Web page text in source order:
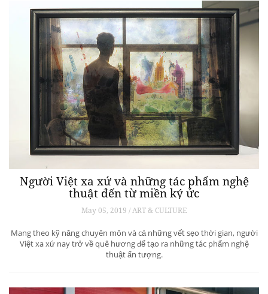
Người Việt xa xứ và những tác phẩm nghệ
thuật đến từ miền ký ức
May 05, 2019 / ART & CULTURE
Mang theo kỹ năng chuyên môn và cả những vết sẹo thời gian, người
Việt xa xứ nay trở về quê hương để tạo ra những tác phẩm nghệ
thuật ấn tượng.